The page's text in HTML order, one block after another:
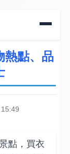
熱點、品
點，買衣